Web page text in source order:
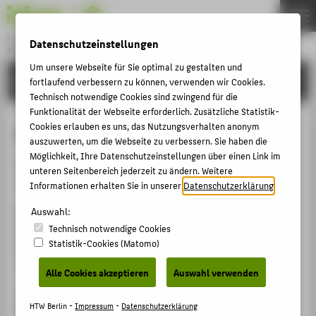
MUSEUMSMANAGEMENT UND -KOMMUNIKATION
Menu
AKTIVITÄTEN
Abschlussfahrt Bologna 2026
Die Abschlussfahrt des Master-Studiengangs ging 2026
nach Bologna.
Die Student:innen sammelten spannende Eindrücke in
Museen wie dem MAMbo und dem Palazzo Pepoli –
Museo della Storia di Bologna, genossen gutes Essen
und waren in bester Gesellschaft.
besonderen Reise ein.
THEMEN
STUDIUM
BEWERBUNG
AKTIVITÄTEN
KARRIERE
INTERNATIONAL (EN)
FACHBEREICH 5
Datenschutzeinstellungen
Um unsere Webseite für Sie optimal zu gestalten und
fortlaufend verbessern zu können, verwenden wir Cookies.
Technisch notwendige Cookies sind zwingend für die
Funktionalität der Webseite erforderlich. Zusätzliche Statistik-
Cookies erlauben es uns, das Nutzungsverhalten anonym
auszuwerten, um die Webseite zu verbessern. Sie haben die
Möglichkeit, Ihre Datenschutzeinstellungen über einen Link im
unteren Seitenbereich jederzeit zu ändern. Weitere
Informationen erhalten Sie in unsererDatenschutzerklärung
Auswahl:
Technisch notwendige Cookies
Statistik-Cookies (Matomo)
Alle Cookies akzeptieren Auswahl verwenden
HTW Berlin -Impressum- Datenschutzerklärung